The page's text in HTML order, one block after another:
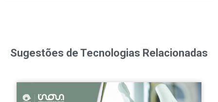
Sugestões de Tecnologias Relacionadas